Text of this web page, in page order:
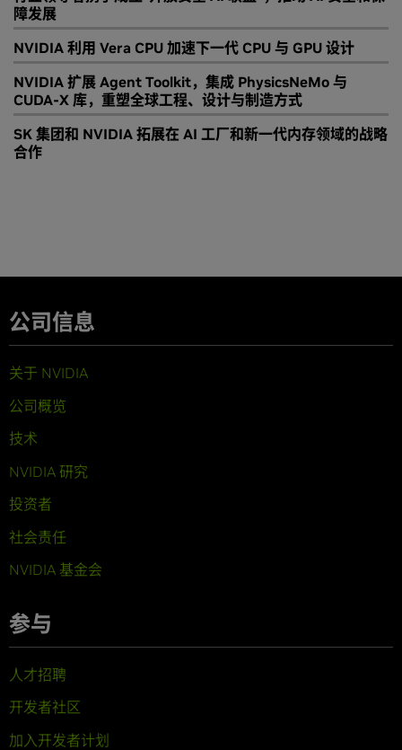
障发展
NVIDIA 利用 Vera CPU 加速下一代 CPU 与 GPU 设计
NVIDIA 扩展 Agent Toolkit，集成 PhysicsNeMo 与
CUDA-X 库，重塑全球工程、设计与制造方式
SK 集团和 NVIDIA 拓展在 AI 工厂和新一代内存领域的战略
合作
公司信息
关于 NVIDIA
公司概览
技术
NVIDIA 研究
投资者
社会责任
NVIDIA 基金会
参与
人才招聘
开发者社区
加入开发者计划